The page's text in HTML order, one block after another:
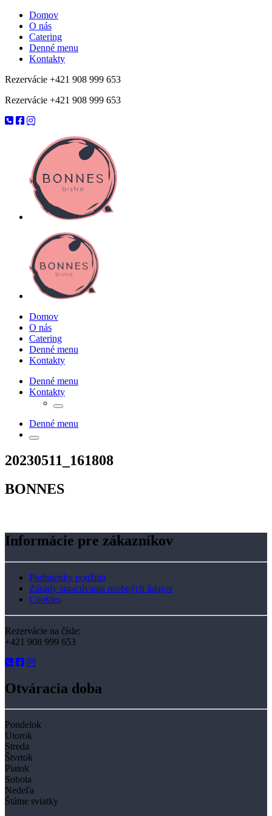
Domov
O nás
Catering
Denné menu
Kontakty
Rezervácie +421 908 999 653
Rezervácie +421 908 999 653
Domov
O nás
Catering
Denné menu
Kontakty
Denné menu
Kontakty
Denné menu
20230511_161808
BONNES
Informácie pre zákazníkov
Podmienky použitia
Zásady spracúvania osobných údajov
Cookies
Rezervácie na čísle:
+421 908 999 653
Otváracia doba
Pondelok
Utorok
Streda
Štvrtok
Piatok
Sobota
Nedeľa
Štátne sviatky